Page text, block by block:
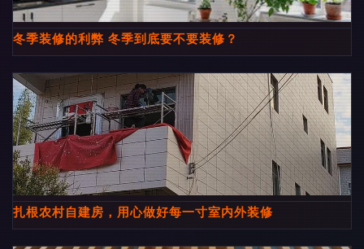
冬季装修的利弊 冬季到底要不要装修？
扎根农村自建房，用心做好每一寸室内外装修